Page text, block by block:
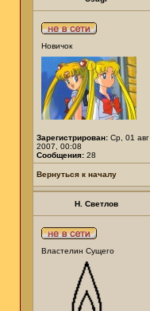
Новичок
Зарегистрирован: Ср, 01 авг
2007, 00:08
Сообщения: 28
Вернуться к началу
Н. Светлов
Властелин Сущего